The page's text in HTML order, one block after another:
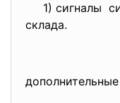
1) сигналы
склада.